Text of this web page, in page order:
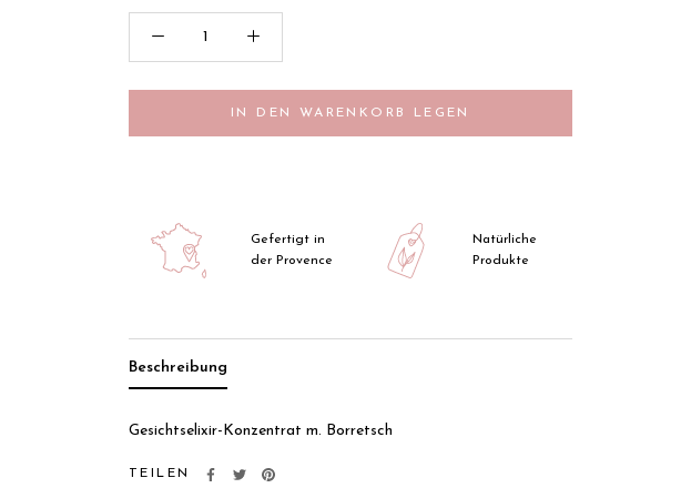
IN DEN WARENKORB LEGEN
Gefertigt in
der Provence
Natürliche
Produkte
Beschreibung
Gesichtselixir-Konzentrat m. Borretsch
TEILEN